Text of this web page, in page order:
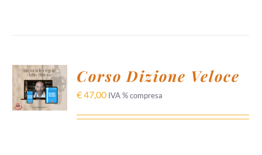
AGGIUNGI
AL
CARRELLO
/
DETTAGLI
Corso Dizione Veloce
€47,00 IVA % compresa